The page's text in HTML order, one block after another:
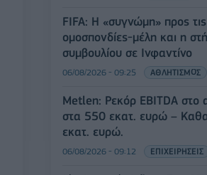
FIFA: Η «συγνώμη» προς
ομοσπονδίες-μέλη και η
συμβουλίου σε Ινφαντίνο
06/08/2026 - 09:25 ΑΘΛΗΤΙΣΜΟΣ
Metlen: Ρεκόρ EBITDA στο
στα 550 εκατ. ευρώ –
εκατ. ευρώ.
06/08/2026 - 09:12 ΕΠΙΧΕΙΡΗΣΕΙΣ